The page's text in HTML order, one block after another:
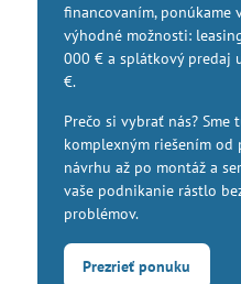
financovaním, ponúkame
výhodné možnosti:
000 € a splátkový predaj
€.
Prečo si vybrať nás? Sme
komplexným riešením od
návrhu až po montáž a
vaše podnikanie rástlo
problémov.
Prezrieť ponuku